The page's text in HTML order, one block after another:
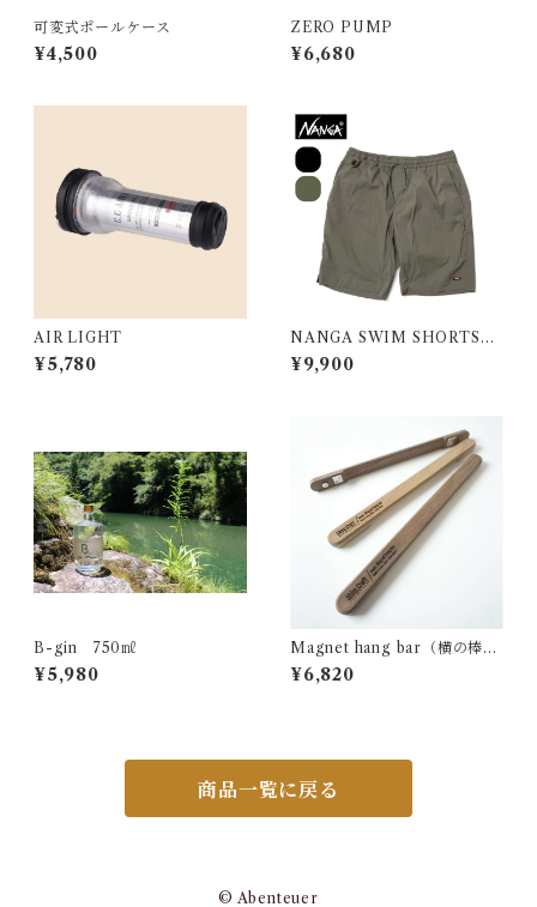
可変式ポールケース
¥4,500
ZERO PUMP
¥6,680
AIR LIGHT
¥5,780
NANGA SWIM SHORTS／
ナンガ スイムショーツ
¥9,900
B-gin 750㎖
¥5,980
Magnet hang bar（横の棒）
SC25 ウォルナット
¥6,820
商品一覧に戻る
© Abenteuer